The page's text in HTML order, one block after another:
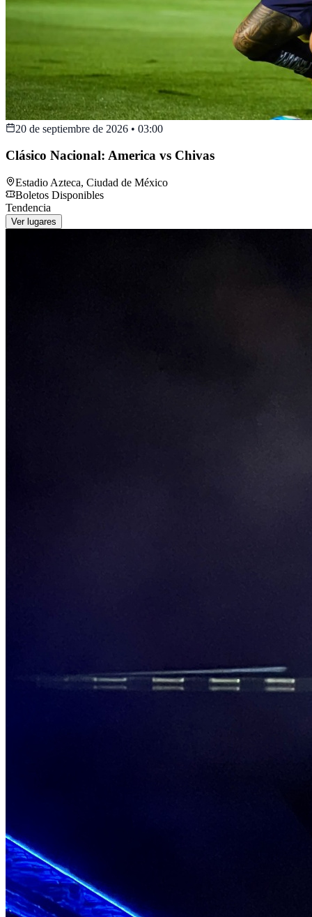
20 de septiembre de 2026 • 03:00
Clásico Nacional: America vs Chivas
Estadio Azteca, Ciudad de México
Boletos Disponibles
Tendencia
Ver lugares